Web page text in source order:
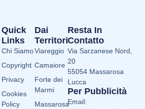
Dai
Territori
Viareggio
Camaiore
Forte dei
Marmi
Massarosa
Quick
Links
Chi Siamo
Copyright
Privacy
Cookies
Policy
Resta In
Contatto
Via Sarzanese Nord,
20
55054 Massarosa
Lucca
Per Pubblicità
Email: